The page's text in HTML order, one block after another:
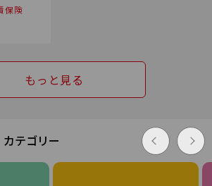
保険
もっと見る
カテゴリー